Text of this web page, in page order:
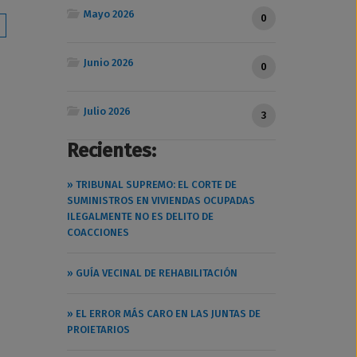
Mayo 2026 0
Junio 2026 0
Julio 2026 3
Recientes:
» TRIBUNAL SUPREMO: EL CORTE DE
SUMINISTROS EN VIVIENDAS OCUPADAS
ILEGALMENTE NO ES DELITO DE
COACCIONES
» GUÍA VECINAL DE REHABILITACIÓN
» EL ERROR MÁS CARO EN LAS JUNTAS DE
PROIETARIOS